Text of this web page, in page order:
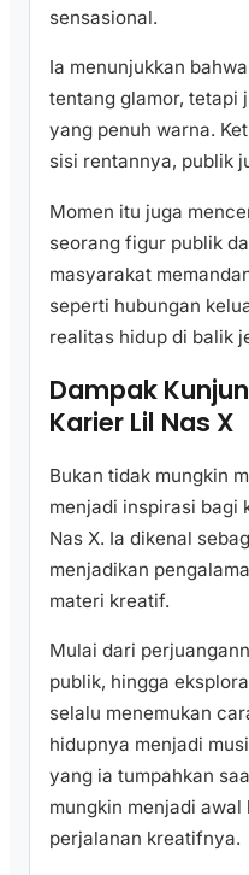
sensasional.
Ia menunjukkan
tentang glamor, tetapi
yang penuh warna.
sisi rentannya, publik
Momen itu juga
seorang figur publik
masyarakat
seperti hubungan
realitas hidup di balik
Dampak
Karier Lil Nas X
Bukan tidak mungkin
menjadi inspirasi bagi
Nas X. Ia dikenal
menjadikan
materi kreatif.
Mulai dari
publik, hingga
selalu menemukan
hidupnya menjadi
yang ia tumpahkan
mungkin menjadi awal
perjalanan kreatifnya.